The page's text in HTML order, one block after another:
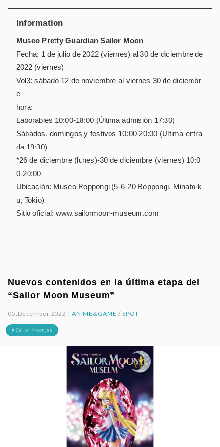
Information
Museo Pretty Guardian Sailor Moon
Fecha: 1 de julio de 2022 (viernes) al 30 de diciembre de
2022 (viernes)
Vol3: sábado 12 de noviembre al viernes 30 de diciembr
e
hora:
Laborables 10:00-18:00 (Última admisión 17:30)
Sábados, domingos y festivos 10:00-20:00 (Última entra
da 19:30)
*26 de diciembre (lunes)-30 de diciembre (viernes) 10:0
0-20:00
Ubicación: Museo Roppongi (5-6-20 Roppongi, Minato-k
u, Tokio)
Sitio oficial: www.sailormoon-museum.com
Nuevos contenidos en la última etapa del
“Sailor Moon Museum”
05.December.2022 |ANIME&GAME / SPOT
# Sailor Moon_es